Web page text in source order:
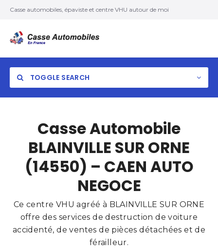
Casse automobiles, épaviste et centre VHU autour de moi
TOGGLE SEARCH
Search
Casse Automobile
BLAINVILLE SUR ORNE
(14550) – CAEN AUTO
NEGOCE
Ce centre VHU agréé à BLAINVILLE SUR ORNE
offre des services de destruction de voiture
accidenté, de ventes de pièces détachées et de
férailleur.